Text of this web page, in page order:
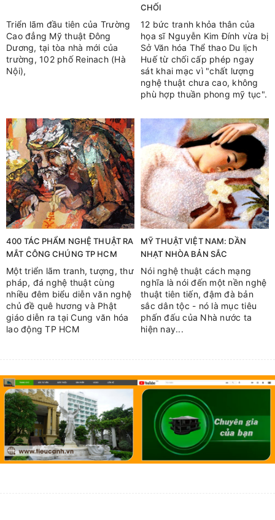
Triển lãm đầu tiên của Trường
Cao đẳng Mỹ thuật Đông
Dương, tại tòa nhà mới của
trường, 102 phố Reinach (Hà
Nội),
CHỐI
12 bức tranh khỏa thân của
họa sĩ Nguyễn Kim Đính vừa bị
Sở Văn hóa Thể thao Du lịch
Huế từ chối cấp phép ngay
sát khai mạc vì "chất lượng
nghệ thuật chưa cao, không
phù hợp thuần phong mỹ tục".
400 TÁC PHẨM NGHỆ THUẬT RA
MẮT CÔNG CHÚNG TP HCM
Một triển lãm tranh, tượng, thư
pháp, đá nghệ thuật cùng
nhiều đêm biểu diễn văn nghệ
chủ đề quê hương và Phật
giáo diễn ra tại Cung văn hóa
lao động TP HCM
MỸ THUẬT VIỆT NAM: DẦN
NHẠT NHÒA BẢN SẮC
Nói nghệ thuật cách mạng
nghĩa là nói đến một nền nghệ
thuật tiên tiến, đậm đà bản
sắc dân tộc - nó là mục tiêu
phấn đấu của Nhà nước ta
hiện nay...